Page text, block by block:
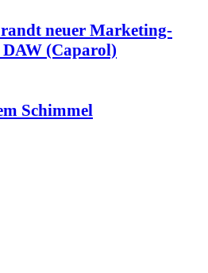
neuer Marketing-
(Caparol)
Schimmel